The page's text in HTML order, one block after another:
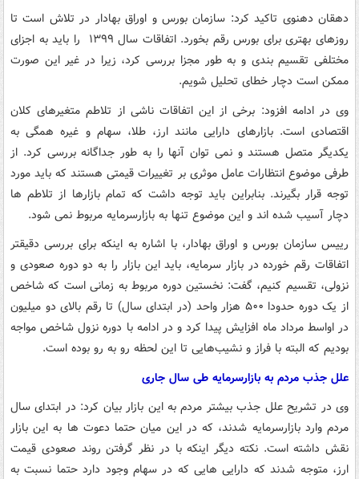
دهقان دهنوی تاکید کرد: سازمان بورس و اوراق بهادار در تلاش است تا
روزهای بهتری برای بورس رقم بخورد. اتفاقات سال ۱۳۹۹ را باید به اجزای
مختلفی تقسیم بندی و به طور مجزا بررسی کرد، زیرا در غیر این صورت
ممکن است دچار خطای تحلیل شویم.
وی در ادامه افزود: برخی از این اتفاقات ناشی از تلاطم متغیرهای کلان
اقتصادی است. بازارهای دارایی مانند ارز، طلا، سهام و غیره همگی به
یکدیگر متصل هستند و نمی توان آنها را به طور جداگانه بررسی کرد. از
طرفی موضوع انتظارات عامل موثری بر تغییرات قیمتی هستند که باید مورد
توجه قرار بگیرند. بنابراین باید توجه داشت که تمام بازارها از تلاطم ها
دچار آسیب شده اند و این موضوع تنها به بازارسرمایه مربوط نمی شود.
رییس سازمان بورس و اوراق بهادار، با اشاره به اینکه برای بررسی دقیقتر
اتفاقات رقم خورده در بازار سرمایه، باید این بازار را به دو دوره صعودی و
نزولی، تقسیم کنیم، گفت: نخستین دوره مربوط به زمانی است که شاخص
از یک دوره حدودا ۵۰۰ هزار واحد (در ابتدای سال) تا رقم بالای دو میلیون
در اواسط مرداد ماه افزایش پیدا کرد و در ادامه با دوره نزول شاخص مواجه
بودیم که البته با فراز و نشیب‌هایی تا این لحظه رو به رو بوده است.
علل جذب مردم به بازارسرمایه طی سال جاری
وی در تشریح علل جذب بیشتر مردم به این بازار بیان کرد: در ابتدای سال
مردم وارد بازارسرمایه شدند، که در این میان حتما دعوت ها به این بازار
نقش داشته است. نکته دیگر اینکه با در نظر گرفتن روند صعودی قیمت
ارز، متوجه شدند که دارایی هایی که در سهام وجود دارد حتما نسبت به